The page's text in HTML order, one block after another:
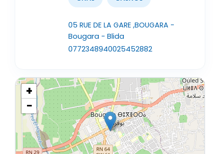
05 RUE DE LA GARE ,BOUGARA -
Bougara - Blida
0772348940025452882
+
−